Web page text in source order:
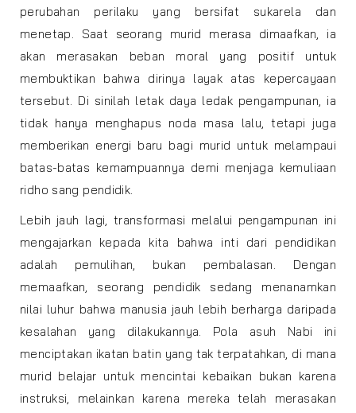
perubahan perilaku yang bersifat sukarela dan
menetap. Saat seorang murid merasa dimaafkan, ia
akan merasakan beban moral yang positif untuk
membuktikan bahwa dirinya layak atas kepercayaan
tersebut. Di sinilah letak daya ledak pengampunan, ia
tidak hanya menghapus noda masa lalu, tetapi juga
memberikan energi baru bagi murid untuk melampaui
batas-batas kemampuannya demi menjaga kemuliaan
ridho sang pendidik.
Lebih jauh lagi, transformasi melalui pengampunan ini
mengajarkan kepada kita bahwa inti dari pendidikan
adalah pemulihan, bukan pembalasan. Dengan
memaafkan, seorang pendidik sedang menanamkan
nilai luhur bahwa manusia jauh lebih berharga daripada
kesalahan yang dilakukannya. Pola asuh Nabi ini
menciptakan ikatan batin yang tak terpatahkan, di mana
murid belajar untuk mencintai kebaikan bukan karena
instruksi, melainkan karena mereka telah merasakan